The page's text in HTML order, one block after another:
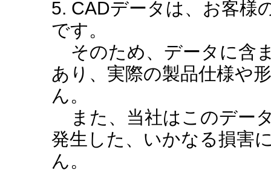
5. CADデータは、お客様
です。
そのため、データに含
あり、実際の製品仕様や
ん。
また、当社はこのデー
発生した、いかなる損害
ん。